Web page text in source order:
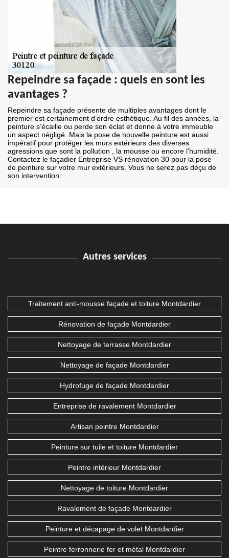
Repeindre sa façade : quels en sont les
avantages ?
Repeindre sa façade présente de multiples avantages dont le
premier est certainement d’ordre esthétique. Au fil des années, la
peinture s’écaille ou perde son éclat et donne à votre immeuble
un aspect négligé. Mais la pose de nouvelle peinture est aussi
impératif pour protéger les murs extérieurs des diverses
agressions que sont la pollution , la mousse ou encore l’humidité.
Contactez le façadier Entreprise VS rénovation 30 pour la pose
de peinture sur votre mur extérieurs. Vous ne serez pas déçu de
son intervention.
Autres services
Traitement anti-mousse façade et toiture Montdardier
Rénovation de façade Montdardier
Nettoyage de terrasse Montdardier
Nettoyage de façade Montdardier
Hydrofuge de façade Montdardier
Entreprise de ravalement Montdardier
Artisan peintre Montdardier
Peinture sur tuile et toiture Montdardier
Peintre intérieur Montdardier
Nettoyage de toiture Montdardier
Ravalement de façade Montdardier
Peinture et décapage de volet Montdardier
Peintre ferronnerie fer et métal Montdardier